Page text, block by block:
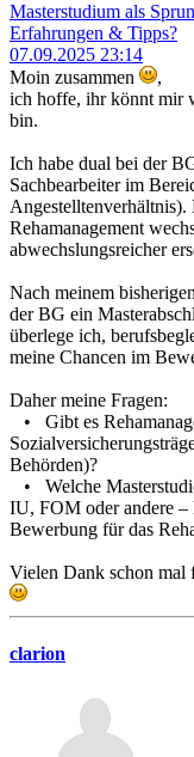
Masterstudium als
Erfahrungen & Tipps?
07.09.2025 23:14
Moin zusammen
,
ich hoffe, ihr könnt mir
bin.
Ich habe dual bei der
Sachbearbeiter im
Rehamanagement
abwechslungsreicher
Nach meinem
der BG ein
überlege ich,
meine Chancen im
Daher meine Fragen:
• Gibt es
Behörden)?
• Welche
IU, FOM oder andere –
Bewerbung für das
Vielen Dank schon mal
clarion